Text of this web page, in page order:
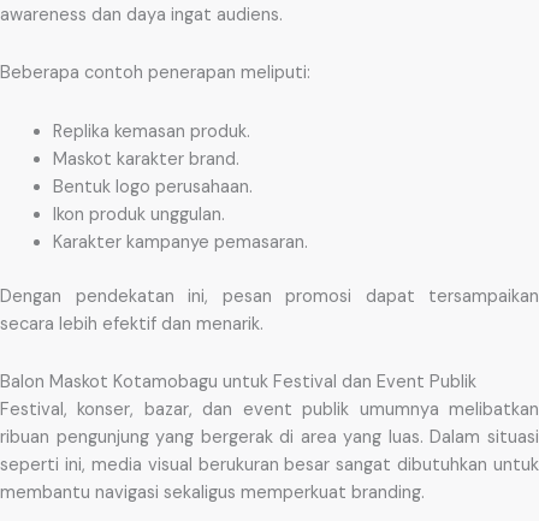
awareness dan daya ingat audiens.
Beberapa contoh penerapan meliputi:
Replika kemasan produk.
Maskot karakter brand.
Bentuk logo perusahaan.
Ikon produk unggulan.
Karakter kampanye pemasaran.
Dengan pendekatan ini, pesan promosi dapat tersampaikan
secara lebih efektif dan menarik.
Balon Maskot Kotamobagu untuk Festival dan Event Publik
Festival, konser, bazar, dan event publik umumnya melibatkan
ribuan pengunjung yang bergerak di area yang luas. Dalam situasi
seperti ini, media visual berukuran besar sangat dibutuhkan untuk
membantu navigasi sekaligus memperkuat branding.